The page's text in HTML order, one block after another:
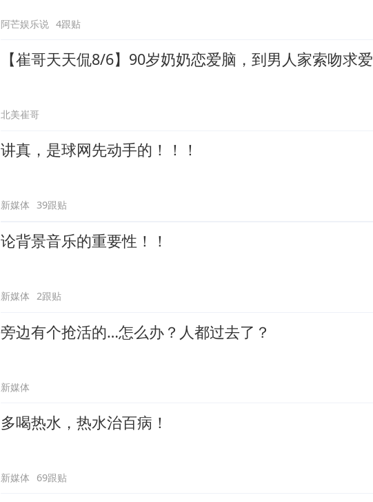
阿芒娱乐说 4跟贴
【崔哥天天侃8/6】90岁奶奶恋爱脑，到男人家索吻求爱
北美崔哥
讲真，是球网先动手的！！！
新媒体 39跟贴
论背景音乐的重要性！！
新媒体 2跟贴
旁边有个抢活的…怎么办？人都过去了？
新媒体
多喝热水，热水治百病！
新媒体 69跟贴